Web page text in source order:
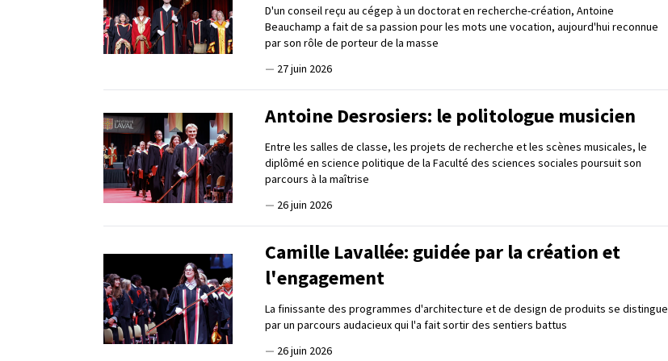
D'un conseil reçu au cégep à un doctorat en recherche-création, Antoine
Beauchamp a fait de sa passion pour les mots une vocation, aujourd'hui reconnue
par son rôle de porteur de la masse
— 27 juin 2026
Antoine Desrosiers: le politologue musicien
Entre les salles de classe, les projets de recherche et les scènes musicales, le
diplômé en science politique de la Faculté des sciences sociales poursuit son
parcours à la maîtrise
— 26 juin 2026
Camille Lavallée: guidée par la création et
l'engagement
La finissante des programmes d'architecture et de design de produits se distingue
par un parcours audacieux qui l'a fait sortir des sentiers battus
— 26 juin 2026